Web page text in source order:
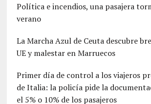
Política e incendios, una pasajera
verano
La Marcha Azul de Ceuta descubre
UE y malestar en Marruecos
Primer día de control a los viajeros
de Italia: la policía pide la
el 5% o 10% de los pasajeros